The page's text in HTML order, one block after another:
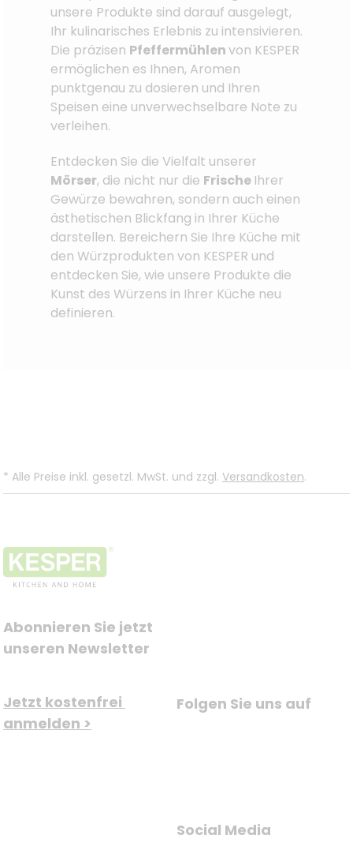
unsere Produkte sind darauf ausgelegt,
Ihr kulinarisches Erlebnis zu intensivieren.
Die präzisen Pfeffermühlenvon KESPER
ermöglichen es Ihnen, Aromen
punktgenau zu dosieren und Ihren
Speisen eine unverwechselbare Note zu
verleihen.
Entdecken Sie die Vielfalt unserer
Mörser, die nicht nur die Frische Ihrer
Gewürze bewahren, sondern auch einen
ästhetischen Blickfang in Ihrer Küche
darstellen. Bereichern Sie Ihre Küche mit
den Würzprodukten von KESPER und
entdecken Sie, wie unsere Produkte die
Kunst des Würzens in Ihrer Küche neu
definieren.
* Alle Preise inkl. gesetzl. MwSt. und zzgl. Versandkosten.
Abonnieren Sie jetzt
unseren Newsletter
Jetzt kostenfrei
anmelden >
Folgen Sie uns auf
Social Media